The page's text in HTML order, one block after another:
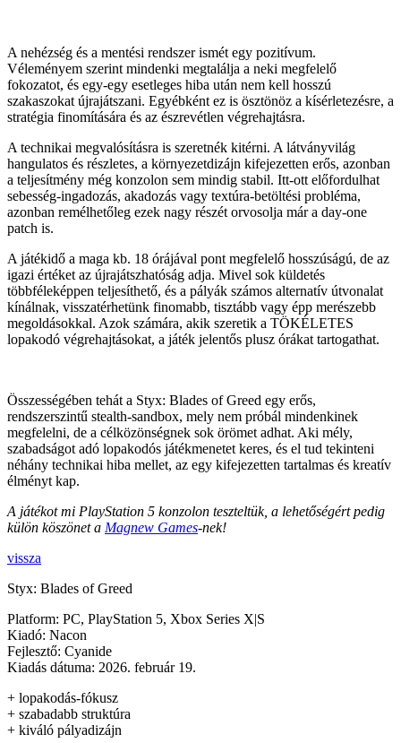
A nehézség és a mentési rendszer ismét egy pozitívum.
Véleményem szerint mindenki megtalálja a neki megfelelő
fokozatot, és egy-egy esetleges hiba után nem kell hosszú
szakaszokat újrajátszani. Egyébként ez is ösztönöz a kísérletezésre, a
stratégia finomítására és az észrevétlen végrehajtásra.
A technikai megvalósításra is szeretnék kitérni. A látványvilág
hangulatos és részletes, a környezetdizájn kifejezetten erős, azonban
a teljesítmény még konzolon sem mindig stabil. Itt-ott előfordulhat
sebesség-ingadozás, akadozás vagy textúra-betöltési probléma,
azonban remélhetőleg ezek nagy részét orvosolja már a day-one
patch is.
A játékidő a maga kb. 18 órájával pont megfelelő hosszúságú, de az
igazi értéket az újrajátszhatóság adja. Mivel sok küldetés
többféleképpen teljesíthető, és a pályák számos alternatív útvonalat
kínálnak, visszatérhetünk finomabb, tisztább vagy épp merészebb
megoldásokkal. Azok számára, akik szeretik a TÖKÉLETES
lopakodó végrehajtásokat, a játék jelentős plusz órákat tartogathat.
Összességében tehát a Styx: Blades of Greed egy erős,
rendszerszintű stealth-sandbox, mely nem próbál mindenkinek
megfelelni, de a célközönségnek sok örömet adhat. Aki mély,
szabadságot adó lopakodós játékmenetet keres, és el tud tekinteni
néhány technikai hiba mellet, az egy kifejezetten tartalmas és kreatív
élményt kap.
A játékot mi PlayStation 5 konzolon teszteltük, a lehetőségért pedig
külön köszönet a Magnew Games-nek!
vissza
Styx: Blades of Greed
Platform: PC, PlayStation 5, Xbox Series X|S
Kiadó: Nacon
Fejlesztő: Cyanide
Kiadás dátuma: 2026. február 19.
+ lopakodás-fókusz
+ szabadabb struktúra
+ kiváló pályadizájn